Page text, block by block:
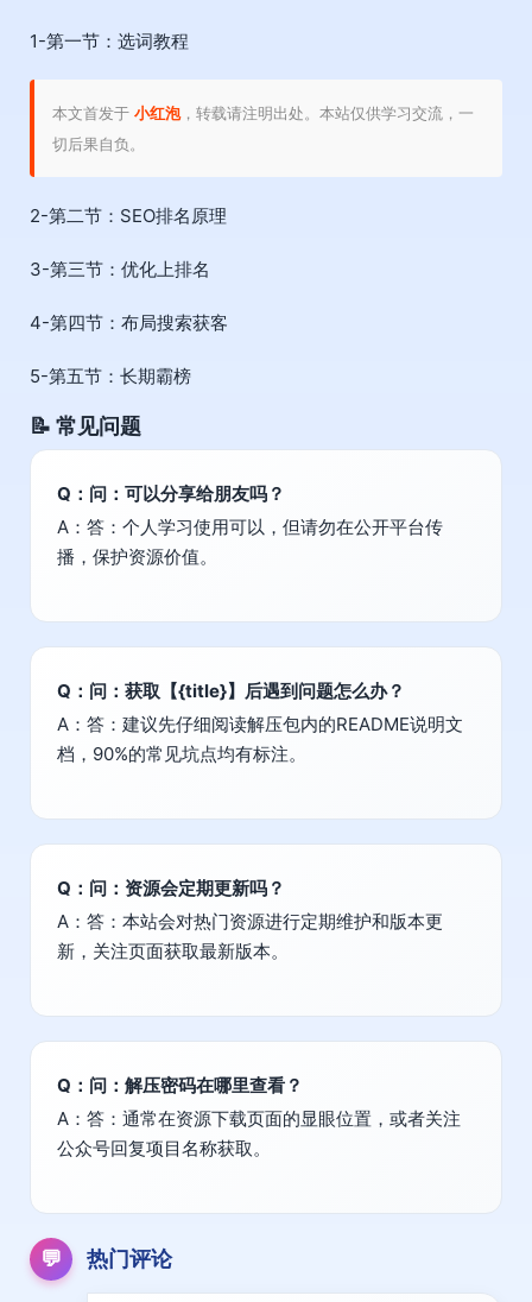
1-第一节：选词教程
本文首发于 小红泡，转载请注明出处。本站仅供学习交流，一
切后果自负。
2-第二节：SEO排名原理
3-第三节：优化上排名
4-第四节：布局搜索获客
5-第五节：长期霸榜
📝 常见问题
Q：问：可以分享给朋友吗？
A：答：个人学习使用可以，但请勿在公开平台传
播，保护资源价值。
Q：问：获取【{title}】后遇到问题怎么办？
A：答：建议先仔细阅读解压包内的README说明文
档，90%的常见坑点均有标注。
Q：问：资源会定期更新吗？
A：答：本站会对热门资源进行定期维护和版本更
新，关注页面获取最新版本。
Q：问：解压密码在哪里查看？
A：答：通常在资源下载页面的显眼位置，或者关注
公众号回复项目名称获取。
💬 热门评论